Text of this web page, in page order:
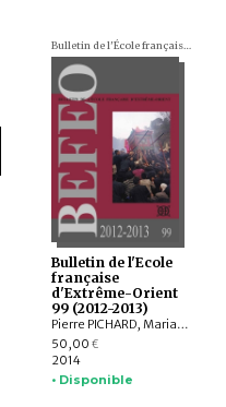
Bulletin de l'École française d'Extrême-Orient (BEFEO)
Bulletin de l'Ecole
française
d'Extrême-Orient
99 (2012-2013)
Pierre PICHARD, Marianne BUJARD, Frédéric GIRARD, Vincent GOOSSAERT, Bob HUDSON, Hugo DAVID, AGUSTIJANTO INDRAJAYA, Véronique DEGROOT, Pamela GUTMAN, Michael FALSER, Hadi SIDOMULYO, Robert WESSING, Rostislav BEREZKIN, WANNASARN NOONSUK
50,00 €
2014
• Disponible